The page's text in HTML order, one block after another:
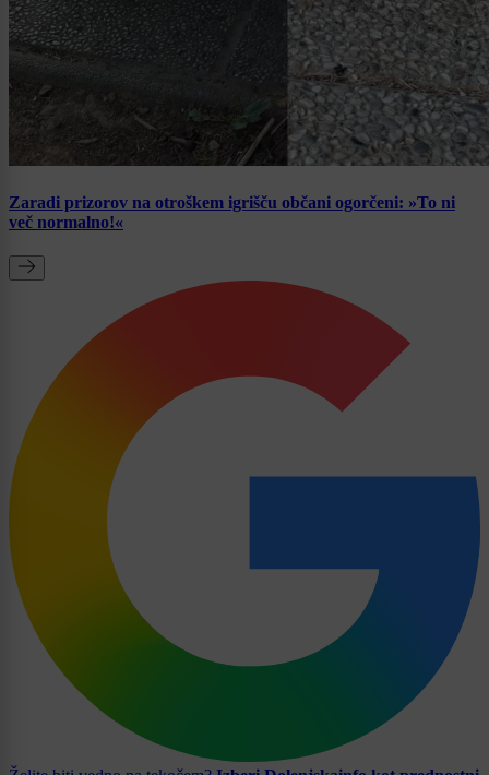
Zaradi prizorov na otroškem igrišču občani ogorčeni: »To ni
več normalno!«